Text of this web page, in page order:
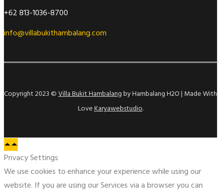
+62 813-1036-8700
info@villabukithambalang.com
Copyright 2023 ©Villa Bukit Hambalangby Hambalang H2O | Made With
LoveKaryawebstudio.
Privacy Settings
We use cookies to enhance your experience while using our
website. If you are using our Services via a browser you can